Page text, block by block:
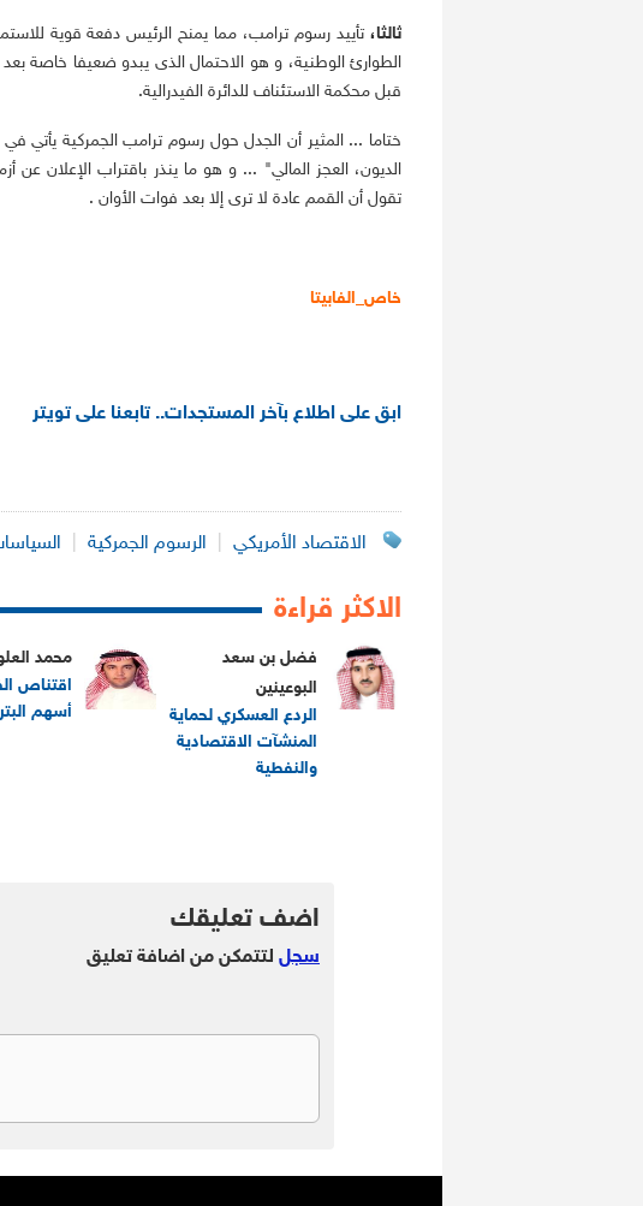
ثالثا، تأييد رسوم ترامب، مما يمنح الرئيس دفعة قوية
الطوارئ الوطنية، و هو الاحتمال الذى يبدو ضعيفا خاصة
قبل محكمة الاستئناف للدائرة الفيدرالية.
ختاما ... المثير أن الجدل حول رسوم ترامب الجمركية
الديون، العجز المالي" ... و هو ما ينذر باقتراب الإعلان عن
تقول أن القمم عادة لا ترى إلا بعد فوات الأوان .
خاص_الفابيتا
ابق على اطلاع بآخر المستجدات.. تابعنا على تويتر
الاقتصاد الأمريكي الرسوم الجمركية
الاكثر قراءة
فضل بن سعد
البوعينين
الردع العسكري لحماية
المنشآت الاقتصادية
والنفطية
محمد
اقتناص
أسهم
اضف تعليقك
سجل لتتمكن من اضافة تعليق